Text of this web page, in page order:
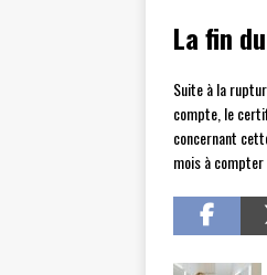
La fin
Suite à la
compte, le
concernant
mois à compter